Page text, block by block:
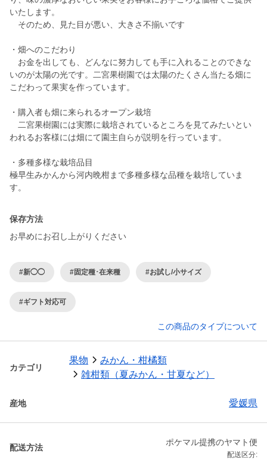
いたします。
そのため、見た目が悪い、大きさ不揃いです
・畑へのこだわり
お金を出しても、どんなに努力しても手に入れることのできな
いのが太陽の光です。二宮果樹園では太陽のたくさん当たる畑に
こだわって果実を作っています。
・購入者も畑に来られるオープン栽培
二宮果樹園には実際に栽培されているところを見てみたいとい
われるお客様には畑にて園主自らが説明を行っています。
・多種多様な栽培品目
極早生みかんから河内晩柑まで多種多様な品種を栽培していま
保存方法
お早めにお召し上がりください
#新◯◯ #固定種･在来種 #お試し/小サイズ
#ギフト対応可
この商品のタイプについて
カテゴリ
果物
みかん・柑橘類
雑柑類（夏みかん・甘夏など）
産地 愛媛県
配送方法
ポケマル提携のヤマト便
配送区分: